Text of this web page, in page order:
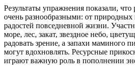
Результаты упражнения показали,
очень разнообразными: от природных
радостей повседневной жизни.
море, лес, закат, звездное небо,
радовать зрение, а запахи маминого
могут вдохновлять. Ресурсные
играют важную роль в пополнении